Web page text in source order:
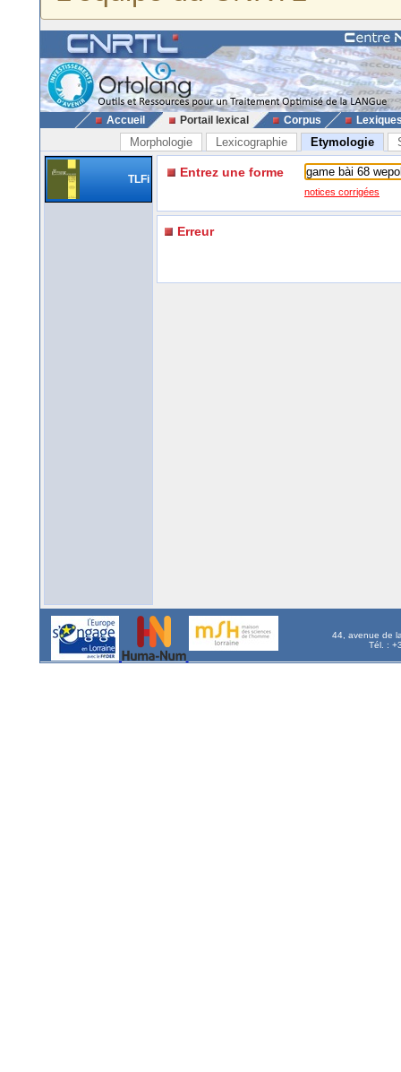
Accueil Portail lexical Corpus
Morphologie Lexicographie Etymologie
TLFi Entrez une forme
notices corrigées
Erreur
44, avenue de
Tél. :